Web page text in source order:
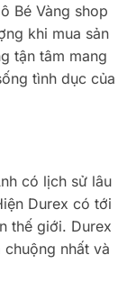
Bé Vàng shop
khi mua sản
tận tâm mang
tình dục của
có lịch sử lâu
Durex có tới
thế giới. Durex
nhất và